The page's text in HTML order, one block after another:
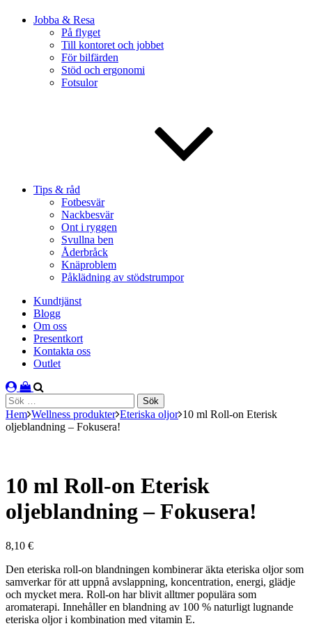
Jobba & Resa
På flyget
Till kontoret och jobbet
För bilfärden
Stöd och ergonomi
Fotsulor
Tips & råd
Fotbesvär
Nackbesvär
Ont i ryggen
Svullna ben
Åderbråck
Knäproblem
Påklädning av stödstrumpor
Kundtjänst
Blogg
Om oss
Presentkort
Kontakta oss
Outlet
Sök
efter:
Hem Wellness produkter Eteriska oljor 10 ml Roll-on Eterisk
oljeblandning – Fokusera!
10 ml Roll-on Eterisk
oljeblandning – Fokusera!
8,10 €
Den eteriska roll-on blandningen kombinerar äkta eteriska oljor som
samverkar för att uppnå avslappning, koncentration, energi, glädje
och mycket mera. Roll-on har blivit alltmer populära som
aromaterapi. Innehåller en blandning av 100 % naturligt lugnande
eteriska oljor i kombination med vitamin E.